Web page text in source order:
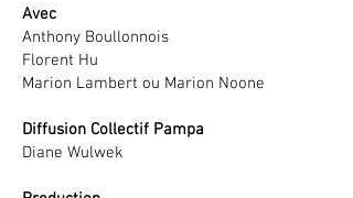
Avec
Anthony Boullonnois
Florent Hu
Marion Lambert ou Marion Noone
Diffusion Collectif Pampa
Diane Wulwek